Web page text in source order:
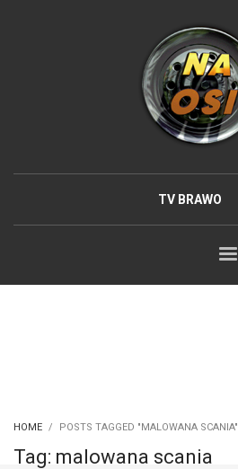
TV BRAWO
HOME POSTS TAGGED "MALOWANA SCANIA"
Tag: malowana scania